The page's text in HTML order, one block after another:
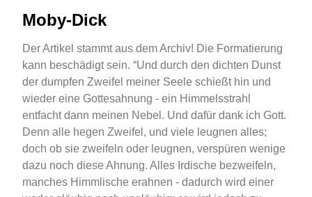
Moby-Dick
Der Artikel stammt aus dem Archiv! Die Formatierung
kann beschädigt sein. “Und durch den dichten Dunst
der dumpfen Zweifel meiner Seele schießt hin und
wieder eine Gottesahnung - ein Himmelsstrahl
entfacht dann meinen Nebel. Und dafür dank ich Gott.
Denn alle hegen Zweifel, und viele leugnen alles;
doch ob sie zweifeln oder leugnen, verspüren wenige
dazu noch diese Ahnung. Alles Irdische bezweifeln,
manches Himmlische erahnen - dadurch wird einer